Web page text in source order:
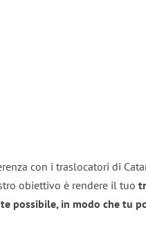
con i traslocatori di
obiettivo è rendere il tuo
possibile, in modo che tu